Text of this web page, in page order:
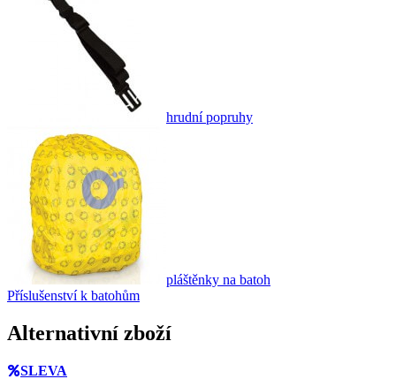
hrudní popruhy
pláštěnky na batoh
Příslušenství k batohům
Alternativní zboží
SLEVA